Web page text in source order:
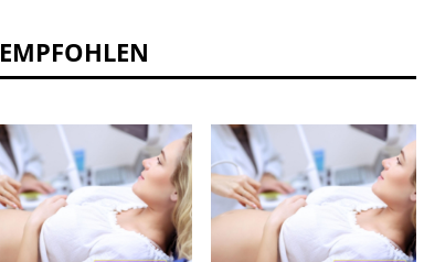
EMPFOHLEN